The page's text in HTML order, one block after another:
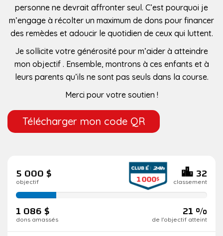
personne ne devrait affronter seul. C’est pourquoi je
m’engage à récolter un maximum de dons pour financer
des remèdes et adoucir le quotidien de ceux qui luttent.
Je sollicite votre générosité pour m’aider à atteindre
mon objectif . Ensemble, montrons à ces enfants et à
leurs parents qu’ils ne sont pas seuls dans la course.
Merci pour votre soutien !
Télécharger mon code QR
5 000 $
objectif 32
classement
21
de
réalisation
1 086 $
dons amassés 21 %
de l'objectif atteint